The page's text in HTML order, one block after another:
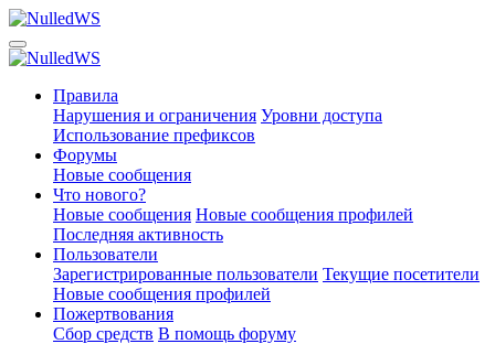
Правила
Нарушения и ограничения Уровни доступа
Использование префиксов
Форумы
Новые сообщения
Что нового?
Новые сообщения Новые сообщения профилей
Последняя активность
Пользователи
Зарегистрированные пользователи Текущие посетители
Новые сообщения профилей
Пожертвования
Сбор средств В помощь форуму